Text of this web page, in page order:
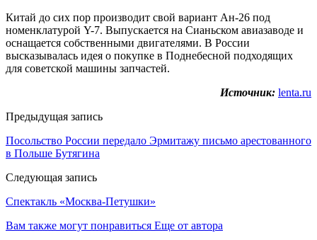
Китай до сих пор производит свой вариант Ан-26 под
номенклатурой Y-7. Выпускается на Сианьском авиазаводе и
оснащается собственными двигателями. В России
высказывалась идея о покупке в Поднебесной подходящих
для советской машины запчастей.
Источник: lenta.ru
Предыдущая запись
Посольство России передало Эрмитажу письмо арестованного
в Польше Бутягина
Следующая запись
Спектакль «Москва-Петушки»
Вам также могут понравиться Еще от автора